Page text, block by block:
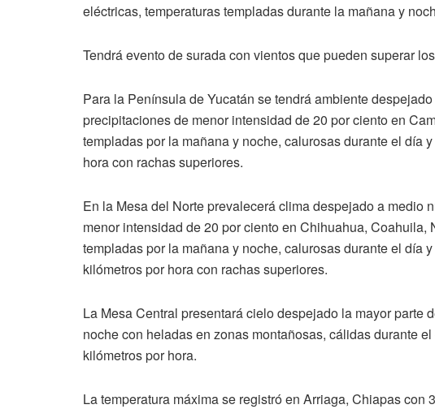
eléctricas, temperaturas templadas durante la mañana y
Tendrá evento de surada con vientos que pueden superar
Para la Península de Yucatán se tendrá ambiente
precipitaciones de menor intensidad de 20 por ciento en
templadas por la mañana y noche, calurosas durante el día
hora con rachas superiores.
En la Mesa del Norte prevalecerá clima despejado a medio
menor intensidad de 20 por ciento en Chihuahua,
templadas por la mañana y noche, calurosas durante el día
kilómetros por hora con rachas superiores.
La Mesa Central presentará cielo despejado la mayor parte
noche con heladas en zonas montañosas, cálidas durante
kilómetros por hora.
La temperatura máxima se registró en Arriaga, Chiapas